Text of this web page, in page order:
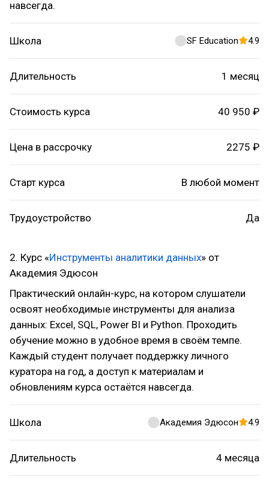
навсегда.
Школа SF Education 4.9
Длительность 1 месяц
Стоимость курса 40 950 ₽
Цена в рассрочку 2275 ₽
Старт курса В любой момент
Трудоустройство Да
2. Курс «Инструменты аналитики данных» от
Академия Эдюсон
Практический онлайн-курс, на котором слушатели
освоят необходимые инструменты для анализа
данных: Excel, SQL, Power BI и Python. Проходить
обучение можно в удобное время в своём темпе.
Каждый студент получает поддержку личного
куратора на год, а доступ к материалам и
обновлениям курса остаётся навсегда.
Школа Академия Эдюсон 4.9
Длительность 4 месяца